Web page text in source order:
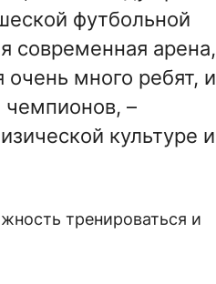
футбольной
современная арена,
много ребят, и
чемпионов, –
культуре и
тренироваться и